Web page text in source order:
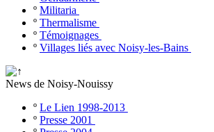
º Militaria
º Thermalisme
º Témoignages
º Villages liés avec Noisy-les-Bains
News de Noisy-Nouissy
º Le Lien 1998-2013
º Presse 2001